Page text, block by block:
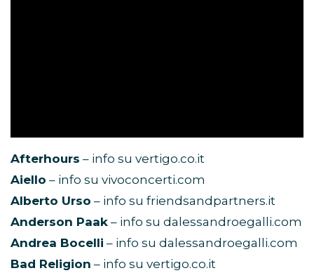
Afterhours – info su vertigo.co.it
Aiello – info su vivoconcerti.com
Alberto Urso – info su friendsandpartners.it
Anderson Paak – info su dalessandroegalli.com
Andrea Bocelli – info su dalessandroegalli.com
Bad Religion – info su vertigo.co.it